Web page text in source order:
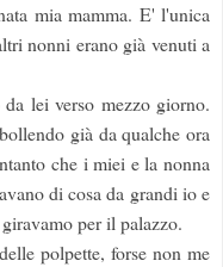
mia mamma. E' l'unica
nonni erano già venuti a
lei verso mezzo giorno.
già da qualche ora
che i miei e la nonna
di cosa da grandi io e
per il palazzo.
polpette, forse non me